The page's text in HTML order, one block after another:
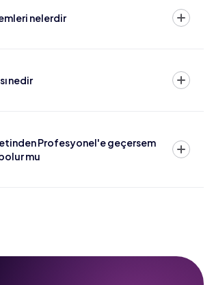
nelerdir?
nedir?
Profesyonel'e geçersem
mu?